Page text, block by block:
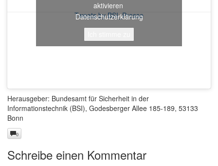
Tweets by BSI_Presse
aktivieren
Datenschutzerklärung
Herausgeber: Bundesamt für Sicherheit in der
Informationstechnik (BSI), Godesberger Allee 185-189, 53133
Bonn
0
Schreibe einen Kommentar